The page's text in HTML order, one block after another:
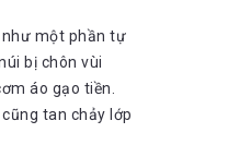
như một phần tự
bị chôn vùi
áo gạo tiền.
tan chảy lớp